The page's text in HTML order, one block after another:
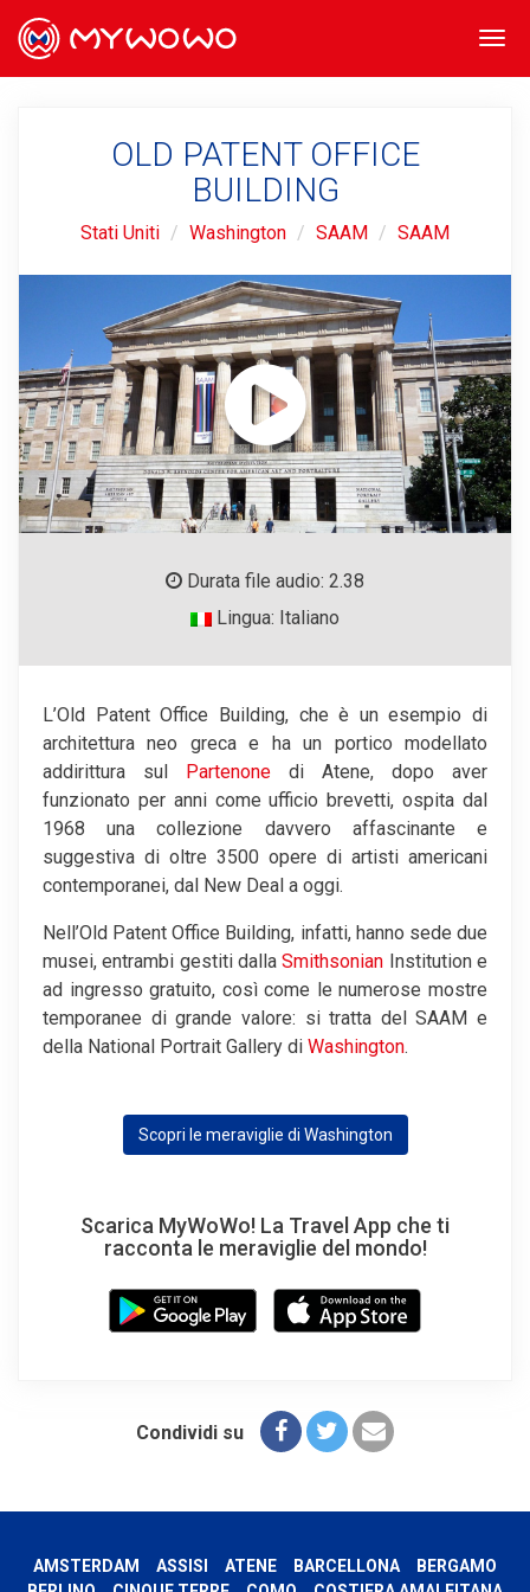
OLD PATENT OFFICE
BUILDING
Stati Uniti Washington SAAM SAAM
Durata file audio: 2.38
Lingua: Italiano
L’Old Patent Office Building, che è un esempio di
architettura neo greca e ha un portico modellato
addirittura sul
Partenone di Atene, dopo aver
funzionato per anni come ufficio brevetti, ospita dal
1968 una collezione davvero affascinante e
suggestiva di oltre 3500 opere di artisti americani
contemporanei, dal New Deal a oggi.
Nell’Old Patent Office Building, infatti, hanno sede due
musei, entrambi gestiti dallaSmithsonian Institution e
ad ingresso gratuito, così come le numerose mostre
temporanee di grande valore: si tratta del SAAM e
della National Portrait Gallery di Washington.
Scopri le meraviglie di Washington
Scarica MyWoWo! La Travel App che ti
racconta le meraviglie del mondo!
Condividi su
AMSTERDAM ASSISI ATENE BARCELLONA
BERGAMO